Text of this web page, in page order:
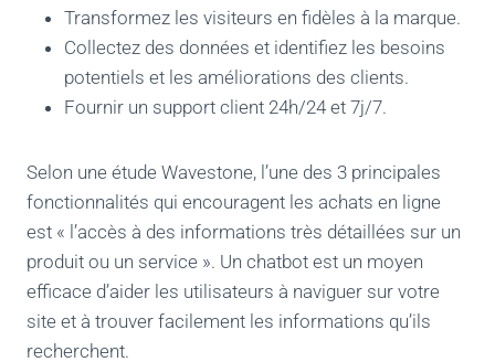
Transformez les visiteurs en fidèles à la marque.
Collectez des données et identifiez les besoins
potentiels et les améliorations des clients.
Fournir un support client 24h/24 et 7j/7.
Selon une étude Wavestone, l’une des 3 principales
fonctionnalités qui encouragent les achats en ligne
est « l’accès à des informations très détaillées sur un
produit ou un service ». Un chatbot est un moyen
efficace d’aider les utilisateurs à naviguer sur votre
site et à trouver facilement les informations qu’ils
recherchent.